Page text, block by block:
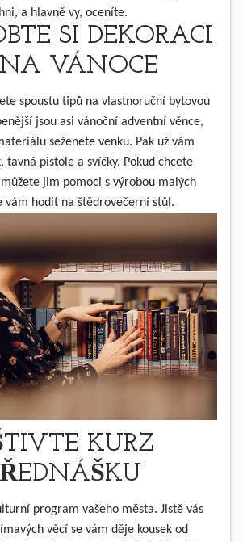
a hlavně vy, oceníte.
SI DEKORACI
VÁNOCE
spoustu tipů na vlastnoruční bytovou
jsou asi vánoční adventní věnce,
seženete venku. Pak už vám
tavná pistole a svíčky. Pokud chcete
jim pomoci s výrobou malých
vám hodit na štědrovečerní stůl.
KURZ
program vašeho města. Jistě vás
věcí se vám děje kousek od